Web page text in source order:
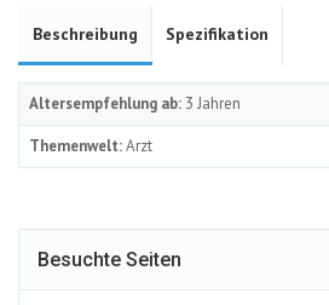
Beschreibung Spezifikation
Altersempfehlung ab: 3 Jahren
Themenwelt:Arzt
Besuchte Seiten